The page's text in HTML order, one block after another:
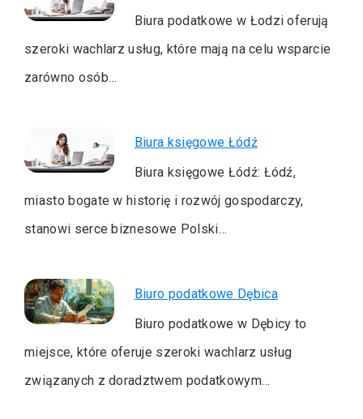
Biura podatkowe w Łodzi oferują
szeroki wachlarz usług, które mają na celu wsparcie
zarówno osób…
Biura księgowe Łódź
Biura księgowe Łódź: Łódź,
miasto bogate w historię i rozwój gospodarczy,
stanowi serce biznesowe Polski…
Biuro podatkowe Dębica
Biuro podatkowe w Dębicy to
miejsce, które oferuje szeroki wachlarz usług
związanych z doradztwem podatkowym…